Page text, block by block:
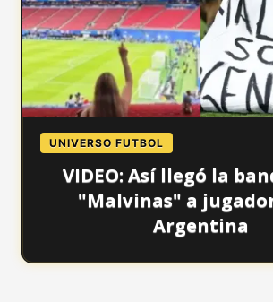
UNIVERSO FUTBOL
VIDEO: Así llegó la
"Malvinas" a
Argentina